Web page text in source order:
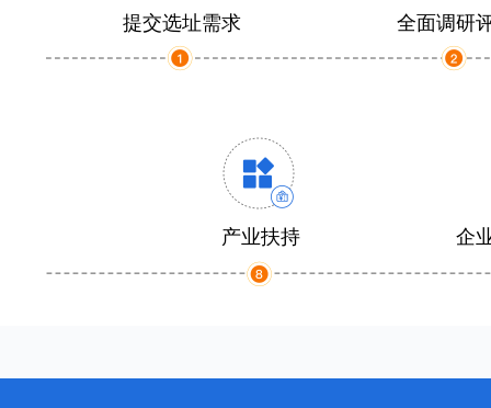
提交选址需求 全面调研
产业扶持 企